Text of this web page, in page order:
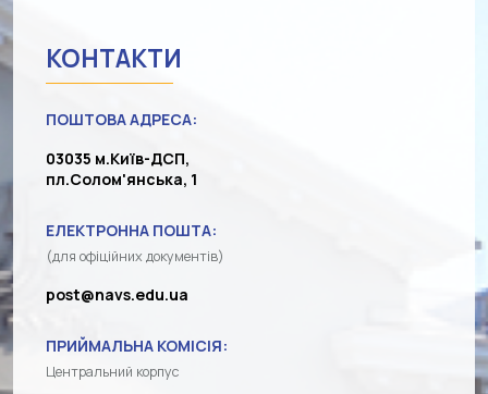
КОНТАКТИ
ПОШТОВА АДРЕСА:
03035 м.Київ-ДСП,
пл.Солом'янська, 1
ЕЛЕКТРОННА ПОШТА:
(для офіційних документів)
post@navs.edu.ua
ПРИЙМАЛЬНА КОМІСІЯ:
Центральний корпус